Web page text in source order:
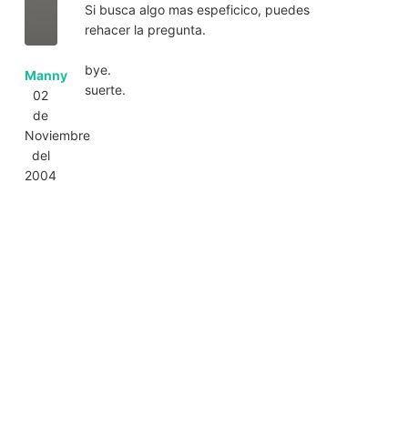
Manny
02
de
Noviembre
del
2004
Si busca algo mas espeficico, puedes
rehacer la pregunta.
bye.
suerte.